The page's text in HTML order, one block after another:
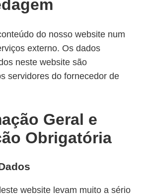
do nosso website num
externo. Os dados
neste website são
servidores do fornecedor de
Geral e
Obrigatória
website levam muito a sério